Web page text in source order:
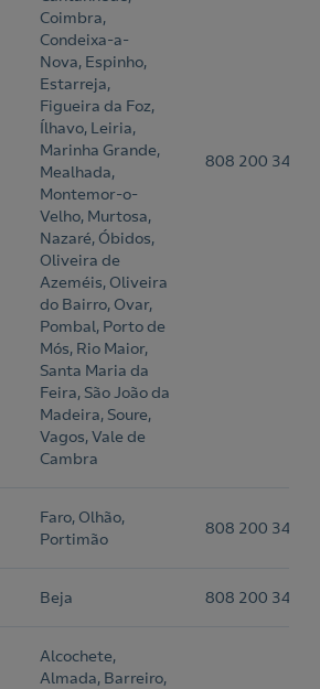
o
política de protección de datos.
Coimbra,
Condeixa-a-
Nova, Espinho,
Estarreja,
Figueira da Foz,
Ílhavo, Leiria,
Marinha Grande,
Mealhada,
Montemor-o-
Velho, Murtosa,
Nazaré, Óbidos,
Oliveira de
Azeméis, Oliveira
do Bairro, Ovar,
Pombal, Porto de
Mós, Rio Maior,
Santa Maria da
Feira, São João da
Madeira, Soure,
Vagos, Vale de
Cambra
808 200 344
Faro, Olhão,
Portimão
808 200 345
Beja 808 200 346
Alcochete,
Almada, Barreiro,